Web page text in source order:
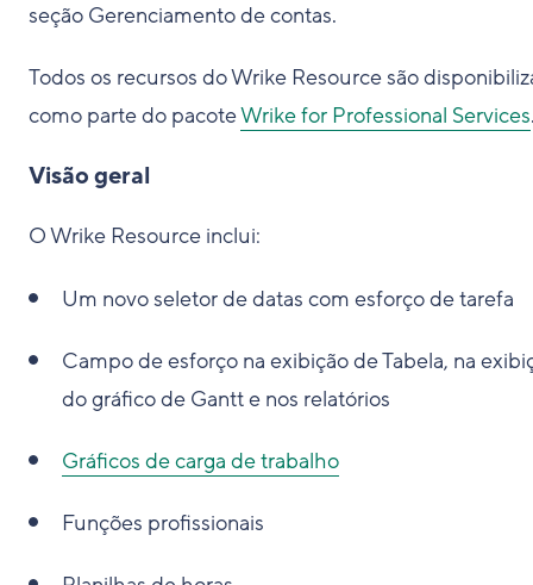
seção Gerenciamento de contas.
Todos os recursos do Wrike Resource são
como parte do pacoteWrike for Professional Services
Visão geral
O Wrike Resource inclui:
Um novo seletor de datas com esforço de tarefa
Campo de esforço na exibição de Tabela, na
do gráfico de Gantt e nos relatórios
Gráficos de carga de trabalho
Funções profissionais